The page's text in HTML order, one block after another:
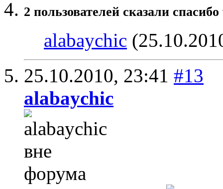
2 пользователей сказали
alabaychic
25.10.2010, 23:41 #13
alabaychic